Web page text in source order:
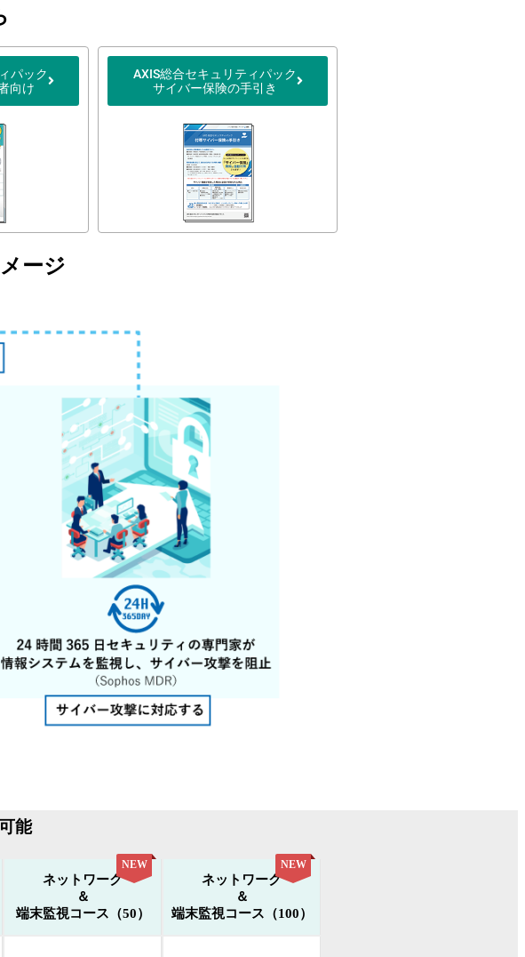
パック
向け
AXIS総合セキュリティパック
サイバー保険の手引き
ージ
能
NEW
ネットワーク
＆
端末監視コース（50）
NEW
ネットワーク
＆
端末監視コース（100）